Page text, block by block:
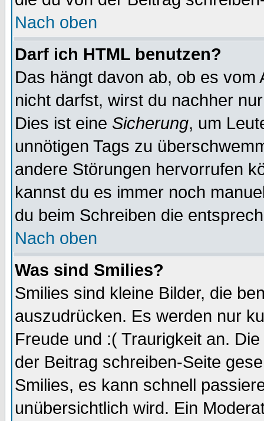
Nach oben
Darf ich HTML benutzen?
Das hängt davon ab, ob es
nicht darfst, wirst du nachher
Dies ist eine Sicherung, um
unnötigen Tags zu
andere Störungen hervorrufen
kannst du es immer noch
du beim Schreiben die
Nach oben
Was sind Smilies?
Smilies sind kleine Bilder, die
auszudrücken. Es werden nur
Freude und :( Traurigkeit an.
der Beitrag schreiben-Seite
Smilies, es kann schnell
unübersichtlich wird. Ein